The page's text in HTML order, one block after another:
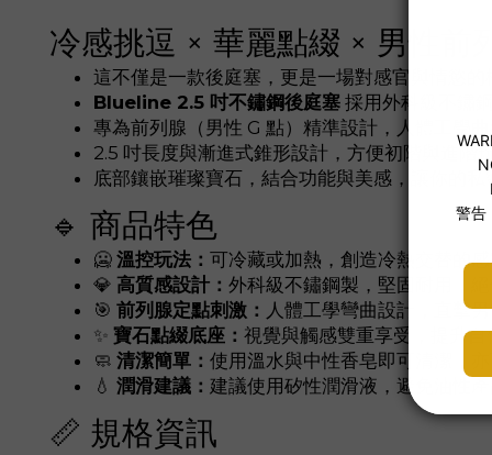
冷感挑逗 × 華麗點綴 × 男性前
這不僅是一款後庭塞，更是一場對感官與情慾的
Blueline 2.5 吋不鏽鋼後庭塞 採用外科級不鏽
專為前列腺（男性 G 點）精準設計，人體工學
2.5 吋長度與漸進式錐形設計，方便初階與進階
底部鑲嵌璀璨寶石，結合功能與美感，讓你的
🔹 商品特色
🥶 溫控玩法： 可冷藏或加熱，創造冷熱交替的
💎 高質感設計： 外科級不鏽鋼製，堅固耐用，
🎯 前列腺定點刺激： 人體工學彎曲設計，直擊
✨ 寶石點綴底座： 視覺與觸感雙重享受，提升
🧼 清潔簡單： 使用溫水與中性香皂即可清潔，
💧 潤滑建議： 建議使用矽性潤滑液，避免油性
📏 規格資訊